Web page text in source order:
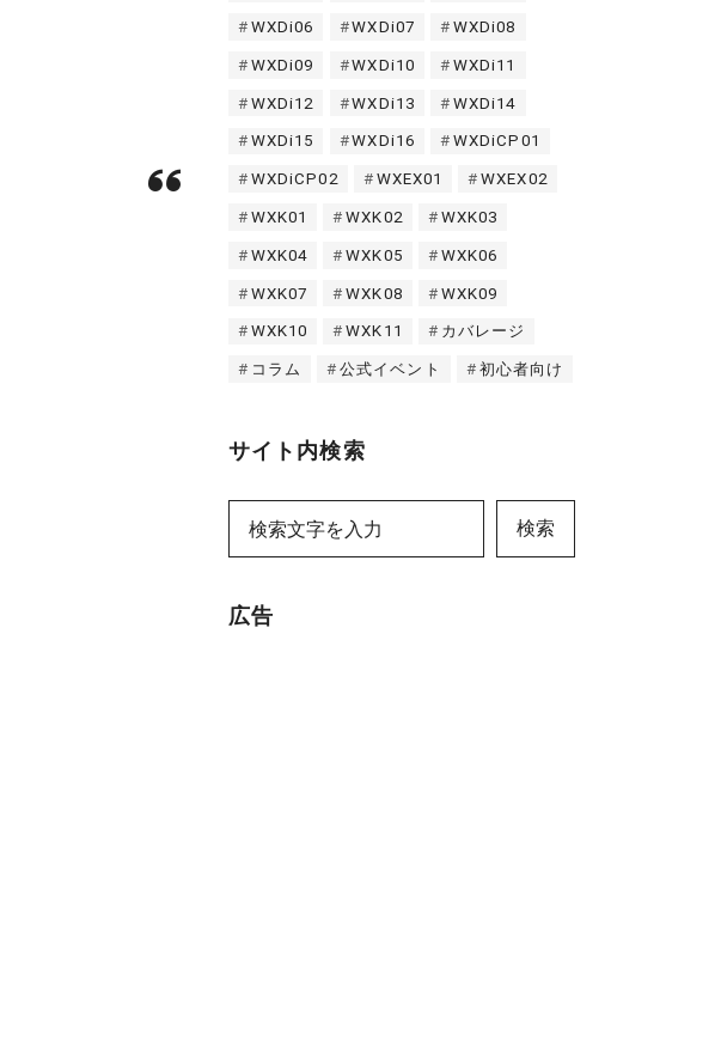
WXDi06 WXDi07 WXDi08
WXDi09 WXDi10 WXDi11
WXDi12 WXDi13 WXDi14
WXDi15 WXDi16 WXDiCP01
WXDiCP02 WXEX01 WXEX02
WXK01 WXK02 WXK03
WXK04 WXK05 WXK06
WXK07 WXK08 WXK09
WXK10 WXK11 カバレージ
コラム 公式イベント 初心者向け
サイト内検索
検索
広告